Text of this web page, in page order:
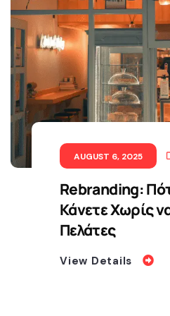
AUGUST 6, 2025
Rebranding:
Κάνετε Χωρίς
Πελάτες
View Details